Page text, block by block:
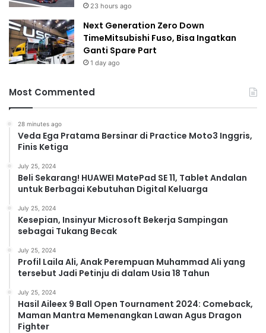
23 hours ago
Next Generation Zero Down
TimeMitsubishi Fuso, Bisa Ingatkan
Ganti Spare Part
1 day ago
Most Commented
28 minutes ago
Veda Ega Pratama Bersinar di Practice Moto3 Inggris,
Finis Ketiga
July 25, 2024
Beli Sekarang! HUAWEI MatePad SE 11, Tablet Andalan
untuk Berbagai Kebutuhan Digital Keluarga
July 25, 2024
Kesepian, Insinyur Microsoft Bekerja Sampingan
sebagai Tukang Becak
July 25, 2024
Profil Laila Ali, Anak Perempuan Muhammad Ali yang
tersebut Jadi Petinju di dalam Usia 18 Tahun
July 25, 2024
Hasil Aileex 9 Ball Open Tournament 2024: Comeback,
Maman Mantra Memenangkan Lawan Agus Dragon
Fighter